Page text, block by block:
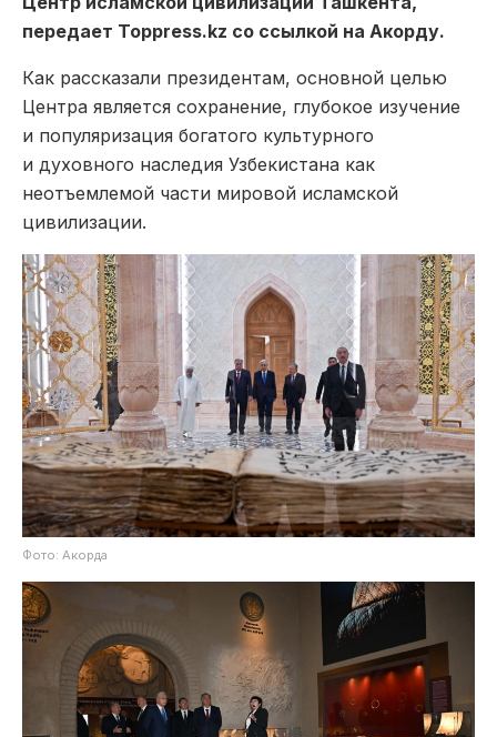
передает Toppress.kz со ссылкой на Акорду.
Как рассказали президентам, основной целью
Центра является сохранение, глубокое изучение
и популяризация богатого культурного
и духовного наследия Узбекистана как
неотъемлемой части мировой исламской
цивилизации.
Фото: Акорда